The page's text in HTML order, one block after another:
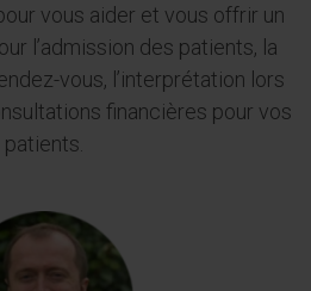
vous aider et vous offrir un
l’admission des patients, la
vous, l’interprétation lors
financières pour vos
patients.